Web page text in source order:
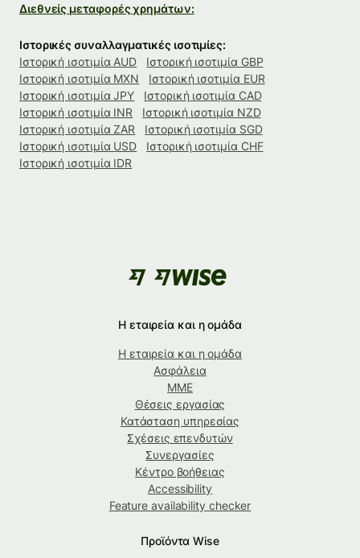
Διεθνείς μεταφορές χρημάτων:
Ιστορικές συναλλαγματικές ισοτιμίες:
Ιστορική ισοτιμία AUD
Ιστορική ισοτιμία GBP
Ιστορική ισοτιμία MXN
Ιστορική ισοτιμία EUR
Ιστορική ισοτιμία JPY
Ιστορική ισοτιμία CAD
Ιστορική ισοτιμία INR
Ιστορική ισοτιμία NZD
Ιστορική ισοτιμία ZAR
Ιστορική ισοτιμία SGD
Ιστορική ισοτιμία USD
Ιστορική ισοτιμία CHF
Ιστορική ισοτιμία IDR
Η εταιρεία και η ομάδα
Η εταιρεία και η ομάδα
Ασφάλεια
ΜΜΕ
Θέσεις εργασίας
Κατάσταση υπηρεσίας
Σχέσεις επενδυτών
Συνεργασίες
Κέντρο βοήθειας
Accessibility
Feature availability checker
Προϊόντα Wise